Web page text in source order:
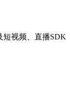
短视频、直播SDK